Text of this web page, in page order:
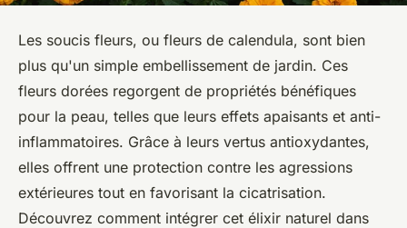
Les soucis fleurs, ou fleurs de calendula, sont bien
plus qu'un simple embellissement de jardin. Ces
fleurs dorées regorgent de propriétés bénéfiques
pour la peau, telles que leurs effets apaisants et anti-
inflammatoires. Grâce à leurs vertus antioxydantes,
elles offrent une protection contre les agressions
extérieures tout en favorisant la cicatrisation.
Découvrez comment intégrer cet élixir naturel dans